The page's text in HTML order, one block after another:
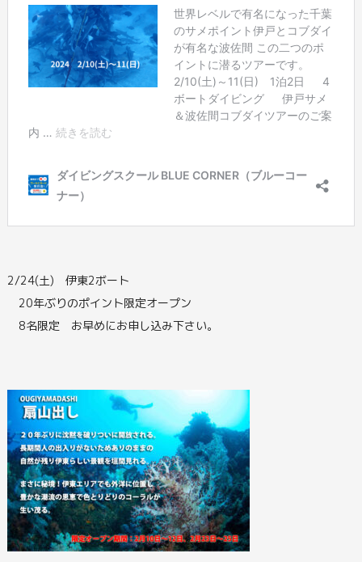
2/24(土) 伊東2ボート
20年ぶりのポイント限定オープン
8名限定 お早めにお申し込み下さい。